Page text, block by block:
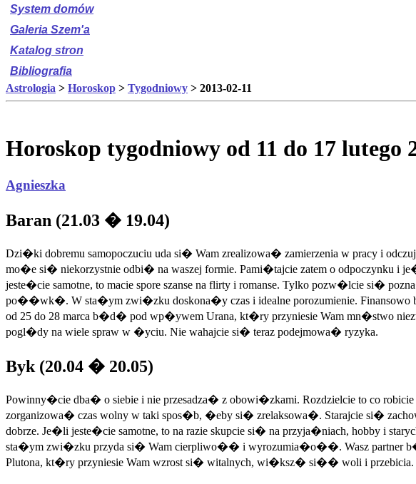
System domów
Galeria Szem'a
Katalog stron
Bibliografia
Astrologia > Horoskop > Tygodniowy > 2013-02-11
Horoskop tygodniowy od 11 do 17 lutego
Agnieszka
Baran (21.03 � 19.04)
Dzi�ki dobremu samopoczuciu uda si� Wam zrealizowa� zamierzenia w pracy i
mo�e si� niekorzystnie odbi� na waszej formie. Pami�tajcie zatem o odpoczynku
jeste�cie samotne, to macie spore szanse na flirty i romanse. Tylko pozw�lcie
po��wk�. W sta�ym zwi�zku doskona�y czas i idealne porozumienie.
od 25 do 28 marca b�d� pod wp�ywem Urana, kt�ry przyniesie Wam mn�stwo
pogl�dy na wiele spraw w �yciu. Nie wahajcie si� teraz podejmowa� ryzyka.
Byk (20.04 � 20.05)
Powinny�cie dba� o siebie i nie przesadza� z obowi�zkami. Rozdzielcie to co
zorganizowa� czas wolny w taki spos�b, �eby si� zrelaksowa�. Starajcie si�
dobrze. Je�li jeste�cie samotne, to na razie skupcie si� na przyja�niach, hobby i
sta�ym zwi�zku przyda si� Wam cierpliwo�� i wyrozumia�o��. Wasz partner
Plutona, kt�ry przyniesie Wam wzrost si� witalnych, wi�ksz� si�� woli i